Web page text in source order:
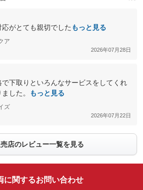
がとても親切でした もっと見る
ア
2026年07月28日
下取りといろんなサービスをしてくれ
した。
もっと見る
ズ
2026年07月22日
店のレビュー一覧を見る
に関するお問い合わせ